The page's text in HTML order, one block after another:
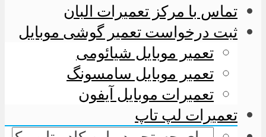
تماس با مرکز تعمیرات البان
ثبت درخواست تعمیر گوشی موبایل
تعمیر موبایل شیائومی
تعمیر موبایل سامسونگ
تعمیرات موبایل آیفون
تعمیرات لپ تاپ